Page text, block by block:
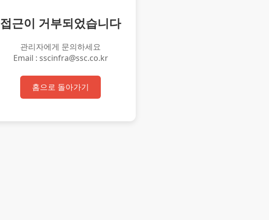
접근이 거부되었습니다
관리자에게 문의하세요
Email : sscinfra@ssc.co.kr
홈으로 돌아가기